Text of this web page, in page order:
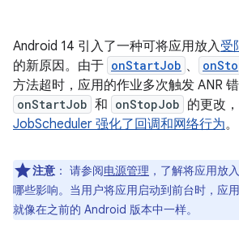
Android 14 引入了一种可将应用放入受
的新原因。由于 onStartJob 、
方法超时，应用的作业多次触发 ANR
onStartJob 和 onStopJob 的更改
JobScheduler 强化了回调和网络行为。
注意 ： 请参阅电源管理 ，了解将应用放
哪些影响。当用户将应用启动到前台时，应
就像在之前的 Android 版本中一样。